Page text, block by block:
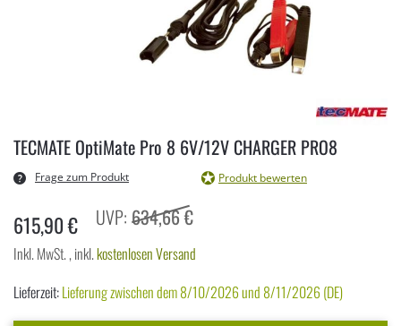
der
Bildergalerie
springen
TECMATE OptiMate Pro 8 6V/12V CHARGER PRO8
Frage zum Produkt Produkt bewerten
615,90 € 634,66 €
Inkl. MwSt.,inkl.kostenlosen Versand
Lieferzeit:Lieferung zwischen dem 8/10/2026 und 8/11/2026 (DE)